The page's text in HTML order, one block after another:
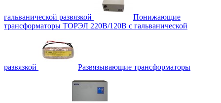
гальванической развязкой
Понижающие
трансформаторы ТОРЭЛ 220В/120В с гальванической
развязкой Развязывающие трансформаторы